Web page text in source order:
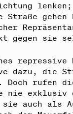
Straße
gegen sie
dazu, die
Doch rufen
nie exklusiv
auch als